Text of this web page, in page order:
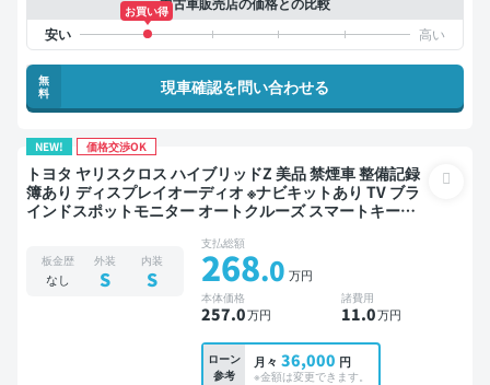
お買い得
無
料
現車確認を問い合わせる
NEW! 価格交渉OK
トヨタ ヤリスクロス ハイブリッドZ 美品 禁煙車 整備記録
簿あり ディスプレイオーディオ ※ナビキットあり TV ブラ
インドスポットモニター オートクルーズ スマートキー
板金歴
なし
外装
S
内装
S
支払総額
268.0 万円
本体価格
257.0万円
諸費用
11.0万円
ローン
参考
月々 36,000 円
※金額は変更できます。